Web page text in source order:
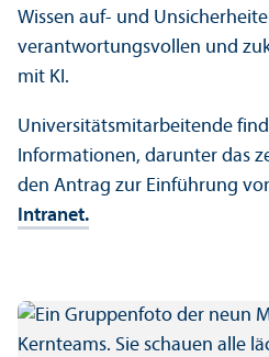
Wissen auf- und
verantwortungs­vollen und
mit KI.
Universitäts­mitarbeitende
Informationen, dar­unter das
den Antrag zur Einführung
Intranet.